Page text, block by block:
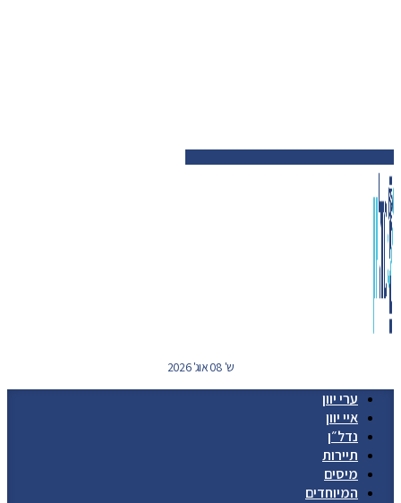
ש' 08 אוג' 2026
ערי יוון
איי יוון
נדל״ן
תיירות
מיסים
המיוחדים